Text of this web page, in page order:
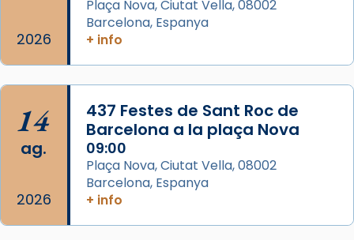
col·laboradors, a la Catedral de Barcelona.
L’arquebisbe de Barcelona, el cardenal Joan
📸 Dr. G. Simón
Photo
View on Facebook · Share
2026
Plaça Nova, Ciutat Vella, 08002
Barcelona, Espanya
+ info
14
ag.
2026
437 Festes de Sant Roc de
Barcelona a la plaça Nova
09:00
Plaça Nova, Ciutat Vella, 08002
Barcelona, Espanya
+ info